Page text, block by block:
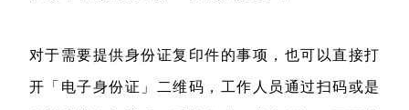
对于需要提供身份证复印件的事项，也可以直接打
开「电子身份证」二维码，工作人员通过扫码或是